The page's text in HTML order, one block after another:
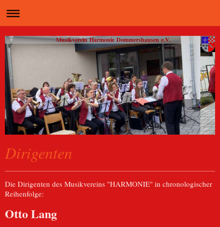
Musikverein Harmonie Dommershausen e.V.
Dirigenten
Die Dirigenten des Musikvereins "HARMONIE" in chronologischer
Reihenfolge :
Otto Lang